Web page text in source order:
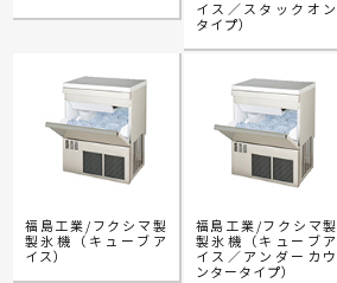
イス／スタックオン
タイプ）
福島工業/フクシマ製
製氷機（キューブア
イス）
福島工業/フクシマ製
製氷機（キューブア
イス／アンダーカウ
ンタータイプ）